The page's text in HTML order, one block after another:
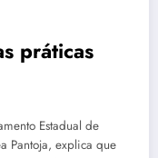
práticas
Estadual de
Pantoja, explica que